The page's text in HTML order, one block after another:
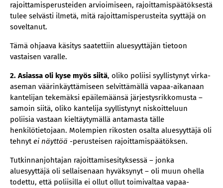
rajoittamisperusteiden arvioimiseen, rajoittamispäätöksestä
tulee selvästi ilmetä, mitä rajoittamisperusteita syyttäjä on
soveltanut.
Tämä ohjaava käsitys saatettiin aluesyyttäjän tietoon
vastaisen varalle.
2. Asiassa oli kyse myös siitä, oliko poliisi syyllistynyt virka-
aseman väärinkäyttämiseen selvittämällä vapaa-aikanaan
kantelijan tekemäksi epäilemäänsä järjestysrikkomusta –
samoin siitä, oliko kantelija syyllistynyt niskoitteluun
poliisia vastaan kieltäytymällä antamasta tälle
henkilötietojaan. Molempien rikosten osalta aluesyyttäjä oli
tehnytei näyttöä -perusteisen rajoittamispäätöksen.
Tutkinnanjohtajan rajoittamisesityksessä – jonka
aluesyyttäjä oli sellaisenaan hyväksynyt – oli muun ohella
todettu, että poliisilla ei ollut ollut toimivaltaa vapaa-